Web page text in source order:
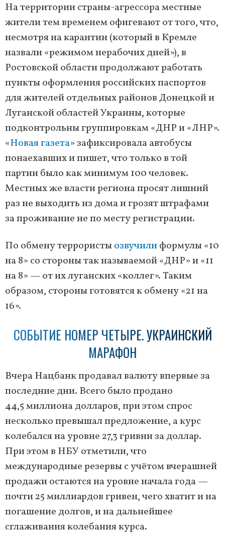
На территории страны-агрессора местные
жители тем временем офигевают от того, что,
несмотря на карантин (который в Кремле
назвали «режимом нерабочих дней»), в
Ростовской области продолжают работать
пункты оформления российских паспортов
для жителей отдельных районов Донецкой и
Луганской областей Украины, которые
подконтрольны группировкам «ДНР и «ЛНР».
«Новая газета» зафиксировала автобусы
понаехавших и пишет, что только в той
партии было как минимум 100 человек.
Местных же власти региона просят лишний
раз не выходить из дома и грозят штрафами
за проживание не по месту регистрации.
По обмену террористыозвучилиформулы «10
на 8» со стороны так называемой «ДНР» и «11
на 8» — от их луганских «коллег». Таким
образом, стороны готовятся к обмену «21 на
16».
СОБЫТИЕ НОМЕР ЧЕТЫРЕ. УКРАИНСКИЙ
МАРАФОН
Вчера Нацбанк продавал валюту впервые за
последние дни. Всего было продано
44,5 миллиона долларов, при этом спрос
несколько превышал предложение, а курс
колебался на уровне 27,3 гривни за доллар.
При этом в НБУ отметили, что
международные резервы с учётом вчерашней
продажи остаются на уровне начала года —
почти 25 миллиардов гривен, чего хватит и на
погашение долгов, и на дальнейшее
сглаживания колебания курса.